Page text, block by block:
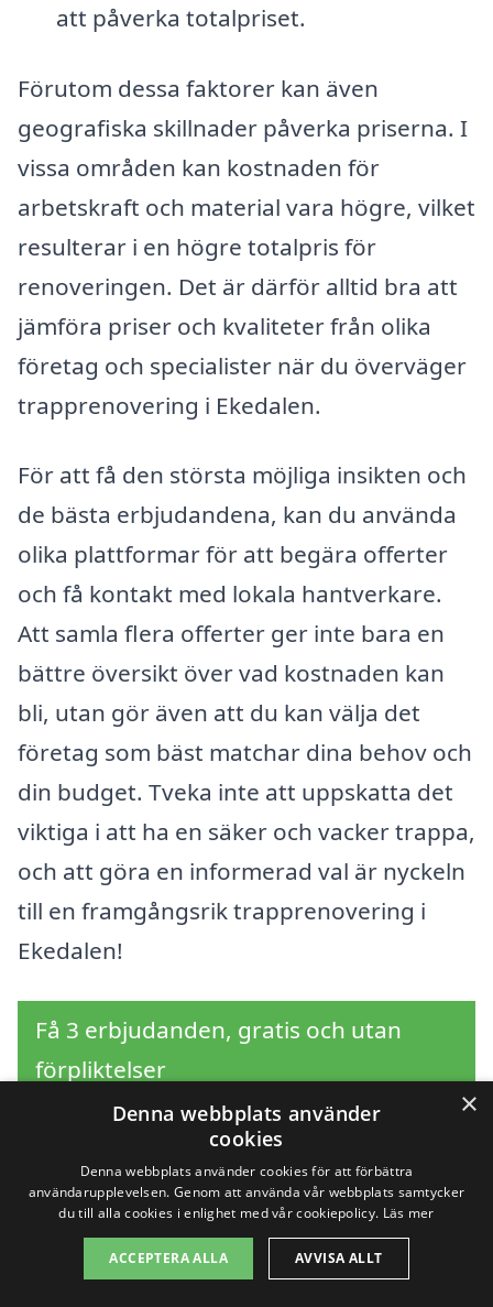
att påverka totalpriset.
Förutom dessa faktorer kan även
geografiska skillnader påverka priserna. I
vissa områden kan kostnaden för
arbetskraft och material vara högre, vilket
resulterar i en högre totalpris för
renoveringen. Det är därför alltid bra att
jämföra priser och kvaliteter från olika
företag och specialister när du överväger
trapprenovering i Ekedalen.
För att få den största möjliga insikten och
de bästa erbjudandena, kan du använda
olika plattformar för att begära offerter
och få kontakt med lokala hantverkare.
Att samla flera offerter ger inte bara en
bättre översikt över vad kostnaden kan
bli, utan gör även att du kan välja det
företag som bäst matchar dina behov och
din budget. Tveka inte att uppskatta det
viktiga i att ha en säker och vacker trappa,
och att göra en informerad val är nyckeln
till en framgångsrik trapprenovering i
Ekedalen!
Få 3 erbjudanden, gratis och utan
förpliktelser
Sök efter en
professionell för
trapprenovering i andra
×
Denna webbplats använder
cookies
Denna webbplats använder cookies för att förbättra
användarupplevelsen. Genom att använda vår webbplats samtycker
du till alla cookies i enlighet med vår cookiepolicy. Läs mer
ACCEPTERA ALLA AVVISA ALLT